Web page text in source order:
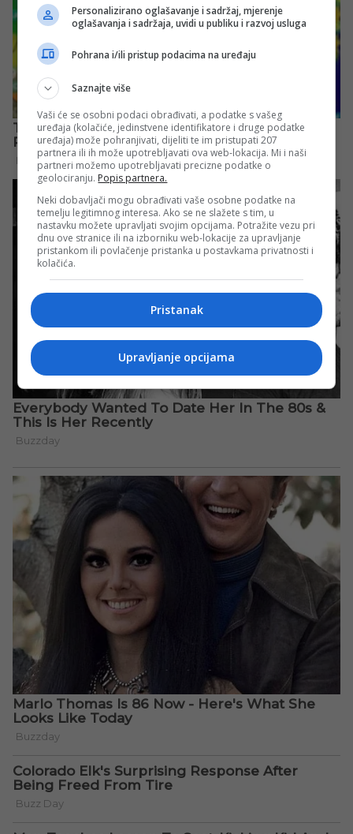
Personalizirano oglašavanje i sadržaj, mjerenje
oglašavanja i sadržaja, uvidi u publiku i razvoj usluga
Pohrana i/ili pristup podacima na uređaju
Saznajte više
Vaši će se osobni podaci obrađivati, a podatke s vašeg
uređaja (kolačiće, jedinstvene identifikatore i druge podatke
uređaja) može pohranjivati, dijeliti te im pristupati 207
partnera ili ih može upotrebljavati ova web-lokacija. Mi i naši
partneri možemo upotrebljavati precizne podatke o
geolociranju. Popis partnera.
Neki dobavljači mogu obrađivati vaše osobne podatke na
temelju legitimnog interesa. Ako se ne slažete s tim, u
nastavku možete upravljati svojim opcijama. Potražite vezu pri
dnu ove stranice ili na izborniku web-lokacije za upravljanje
pristankom ili povlačenje pristanka u postavkama privatnosti i
kolačića.
Pristanak
Upravljanje opcijama